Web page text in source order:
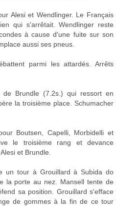
Alesi et Wendlinger. Le Français
qui s'arrêtait. Wendlinger reste
à cause d'une fuite sur son
aussi ses pneus.
parmi les attardés. Arrêts
de Brundle (7.2s.) qui ressort en
la troisième place. Schumacher
Boutsen, Capelli, Morbidelli et
le troisième rang et devance
et Brundle.
un tour à Grouillard à Subida do
la porte au nez. Mansell tente de
sa position. Grouillard s'efface
de gommes à la fin de ce tour